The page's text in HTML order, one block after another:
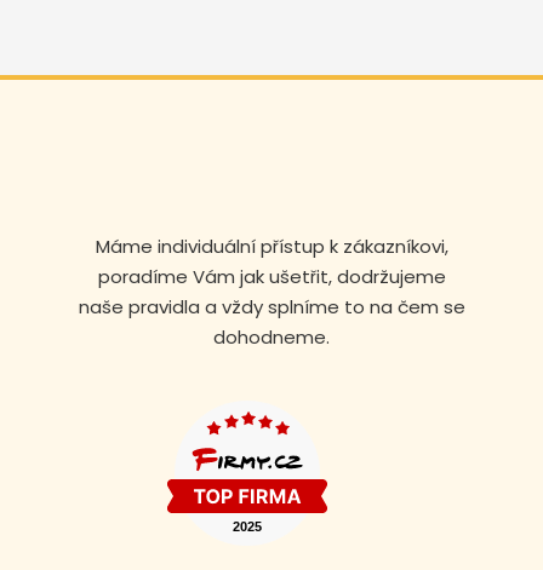
Máme individuální přístup k zákazníkovi,
poradíme Vám jak ušetřit, dodržujeme
naše pravidla a vždy splníme to na čem se
dohodneme.